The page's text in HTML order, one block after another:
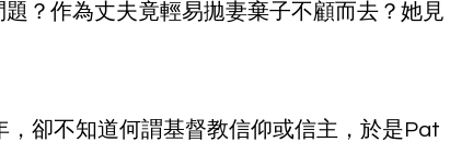
？作為丈夫竟輕易拋妻棄子不顧而去？她見
卻不知道何謂基督教信仰或信主，於是Pat